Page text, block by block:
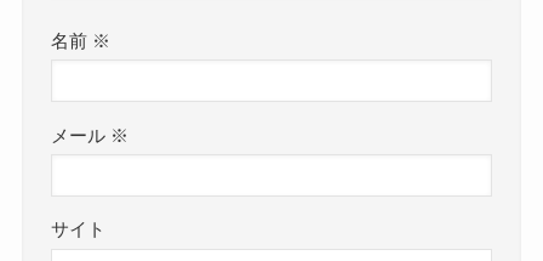
名前 ※
メール ※
サイト